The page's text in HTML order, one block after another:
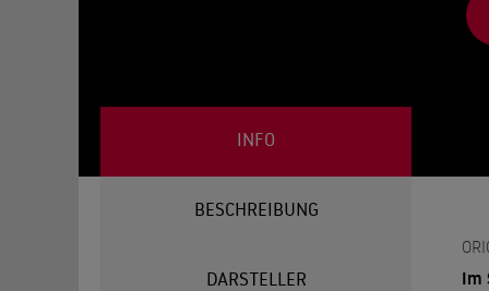
INFO
BESCHREIBUNG
DARSTELLER Im